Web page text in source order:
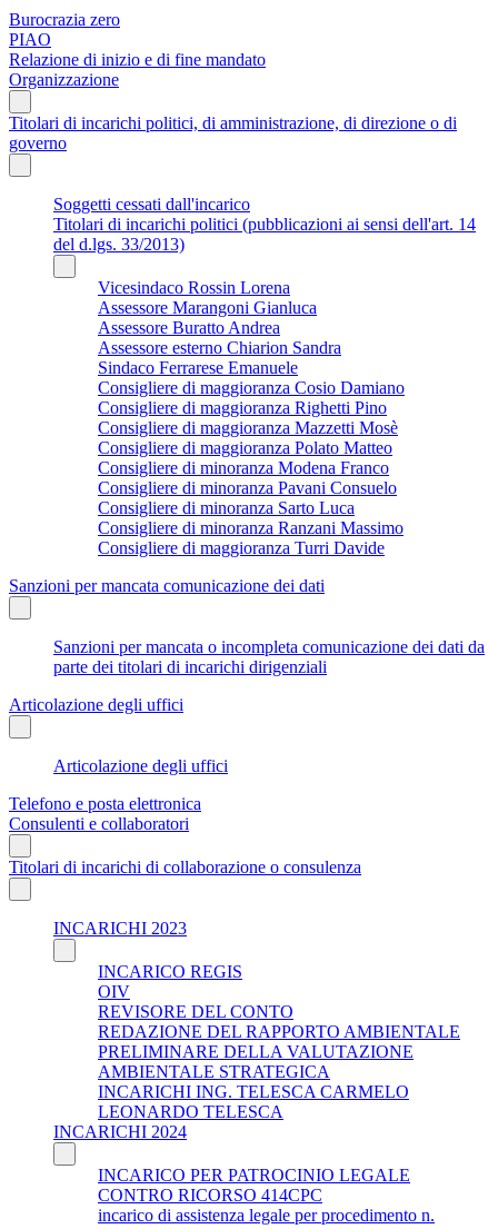
Burocrazia zero
PIAO
Relazione di inizio e di fine mandato
Organizzazione
Titolari di incarichi politici, di amministrazione, di direzione o di
governo
Soggetti cessati dall'incarico
Titolari di incarichi politici (pubblicazioni ai sensi dell'art. 14
del d.lgs. 33/2013)
Vicesindaco Rossin Lorena
Assessore Marangoni Gianluca
Assessore Buratto Andrea
Assessore esterno Chiarion Sandra
Sindaco Ferrarese Emanuele
Consigliere di maggioranza Cosio Damiano
Consigliere di maggioranza Righetti Pino
Consigliere di maggioranza Mazzetti Mosè
Consigliere di maggioranza Polato Matteo
Consigliere di minoranza Modena Franco
Consigliere di minoranza Pavani Consuelo
Consigliere di minoranza Sarto Luca
Consigliere di minoranza Ranzani Massimo
Consigliere di maggioranza Turri Davide
Sanzioni per mancata comunicazione dei dati
Sanzioni per mancata o incompleta comunicazione dei dati da
parte dei titolari di incarichi dirigenziali
Articolazione degli uffici
Articolazione degli uffici
Telefono e posta elettronica
Consulenti e collaboratori
Titolari di incarichi di collaborazione o consulenza
INCARICHI 2023
INCARICO REGIS
OIV
REVISORE DEL CONTO
REDAZIONE DEL RAPPORTO AMBIENTALE
PRELIMINARE DELLA VALUTAZIONE
AMBIENTALE STRATEGICA
INCARICHI ING. TELESCA CARMELO
LEONARDO TELESCA
INCARICHI 2024
INCARICO PER PATROCINIO LEGALE
CONTRO RICORSO 414CPC
incarico di assistenza legale per procedimento n.